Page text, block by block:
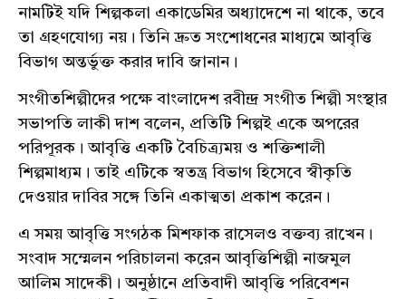
নামটিই যদি শিল্পকলা একাডেমির অধ্যাদেশে না থাকে, তবে
তা গ্রহণযোগ্য নয়। তিনি দ্রুত সংশোধনের মাধ্যমে আবৃত্তি
বিভাগ অন্তর্ভুক্ত করার দাবি জানান।
সংগীতশিল্পীদের পক্ষে বাংলাদেশ রবীন্দ্র সংগীত শিল্পী সংস্থার
সভাপতি লাকী দাশ বলেন, প্রতিটি শিল্পই একে অপরের
পরিপূরক। আবৃত্তি একটি বৈচিত্র্যময় ও শক্তিশালী
শিল্পমাধ্যম। তাই এটিকে স্বতন্ত্র বিভাগ হিসেবে স্বীকৃতি
দেওয়ার দাবির সঙ্গে তিনি একাত্মতা প্রকাশ করেন।
এ সময় আবৃত্তি সংগঠক মিশফাক রাসেলও বক্তব্য রাখেন।
সংবাদ সম্মেলন পরিচালনা করেন আবৃত্তিশিল্পী নাজমুল
আলিম সাদেকী। অনুষ্ঠানে প্রতিবাদী আবৃত্তি পরিবেশন